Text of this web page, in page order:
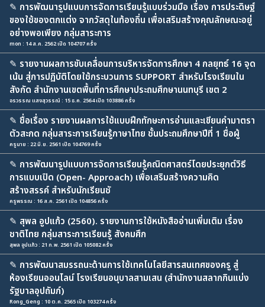
✎ การพัฒนารูปแบบการจัดการเรียนรู้แบบร่วมมือ เรื่อง การประดิษฐ์
ของใช้ของตกแต่ง จากวัสดุในท้องถิ่น เพื่อเสริมสร้างคุณลักษณะอยู่
อย่างพอเพียง กลุ่มสาระการ
mon : 14 ส.ค. 2562 เปิด 104707 ครั้ง
✎ รายงานผลการขับเคลื่อนการบริหารจัดการศึกษา 4 กลยุทธ์ 16 จุด
เน้น สู่การปฏิบัติโดยใช้กระบวนการ SUPPORT สำหรับโรงเรียนใน
สังกัด สำนักงานเขตพื้นที่การศึกษาประถมศึกษานนทบุรี เขต 2
อรวรรณ แสงสุวรรณ์ : 15 ธ.ค. 2564 เปิด 103886 ครั้ง
✎ ชื่อเรื่อง รายงานผลการใช้แบบฝึกทักษะการอ่านและเขียนคำมาตรา
ตัวสะกด กลุ่มสาระการเรียนรู้ภาษาไทย ชั้นประถมศึกษาปีที่ 1 ชื่อผู้
ครูนาย : 22 มิ.ย. 2561 เปิด 104769 ครั้ง
✎ การพัฒนารูปแบบการจัดการเรียนรู้คณิตศาสตร์โดยประยุกต์วิธี
การแบบเปิด (Open- Approach) เพื่อเสริมสร้างความคิด
สร้างสรรค์ สำหรับนักเรียนชั
ครูพรรณ : 16 ส.ค. 2561 เปิด 104856 ครั้ง
✎ สุพล อูปแก้ว (2560). รายงานการใช้หนังสืออ่านเพิ่มเติม เรื่อง
ชาติไทย กลุ่มสาระการเรียนรู้ สังคมศึก
สุพล อูปแก้ว : 21 ก.พ. 2561 เปิด 105082 ครั้ง
✎ การพัฒนาสมรรถนะด้านการใช้เทคโนโลยีสารสนเทศของครู สู่
ห้องเรียนออนไลน์ โรงเรียนอนุบาลสามเสน (สำนักงานสลากกินแบ่ง
รัฐบาลอุปถัมภ์)
Rong_Geng : 10 ต.ค. 2565 เปิด 103274 ครั้ง